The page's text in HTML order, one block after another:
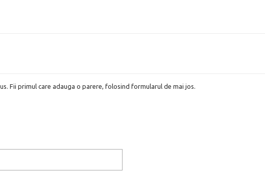
Fii primul care adauga o parere, folosind formularul de mai jos.